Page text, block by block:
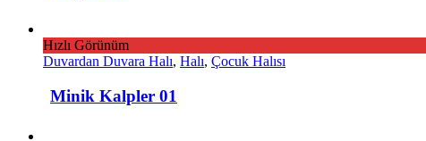
Hızlı Görünüm
Duvardan Duvara Halı, Halı, Çocuk Halısı
Minik Kalpler 01